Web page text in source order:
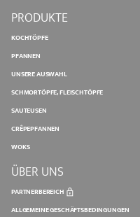
PRODUKTE
KOCHTÖPFE
PFANNEN
UNSERE AUSWAHL
SCHMORTÖPFE, FLEISCHTÖPFE
SAUTEUSEN
CRÊPEPFANNEN
WOKS
ÜBER UNS
PARTNERBEREICH
ALLGEMEINE GESCHÄFTSBEDINGUNGEN